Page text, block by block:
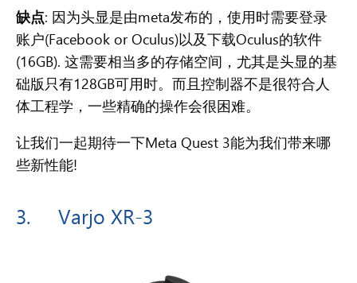
缺点: 因为头显是由meta发布的，使用时需要登录
账户(Facebook or Oculus)以及下载Oculus的软件
(16GB). 这需要相当多的存储空间，尤其是头显的基
础版只有128GB可用时。而且控制器不是很符合人
体工程学，一些精确的操作会很困难。
让我们一起期待一下Meta Quest 3能为我们带来哪
些新性能!
3. Varjo XR-3